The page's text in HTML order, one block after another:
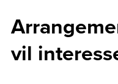
vil